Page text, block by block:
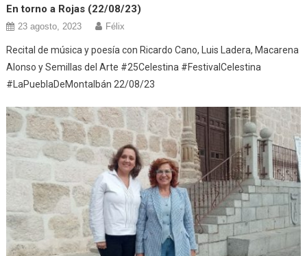
En torno a Rojas (22/08/23)
23 agosto, 2023 Félix
Recital de música y poesía con Ricardo Cano, Luis Ladera, Macarena
Alonso y Semillas del Arte #25Celestina #FestivalCelestina
#LaPueblaDeMontalbán 22/08/23